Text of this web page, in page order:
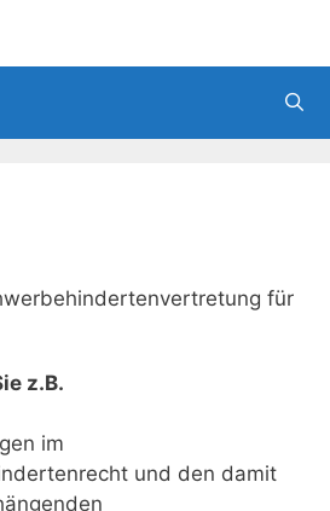
für
z.B.
im
und den damit